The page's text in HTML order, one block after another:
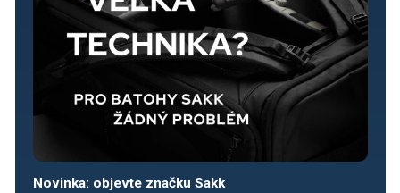
Novinka: objevte značku Sakk